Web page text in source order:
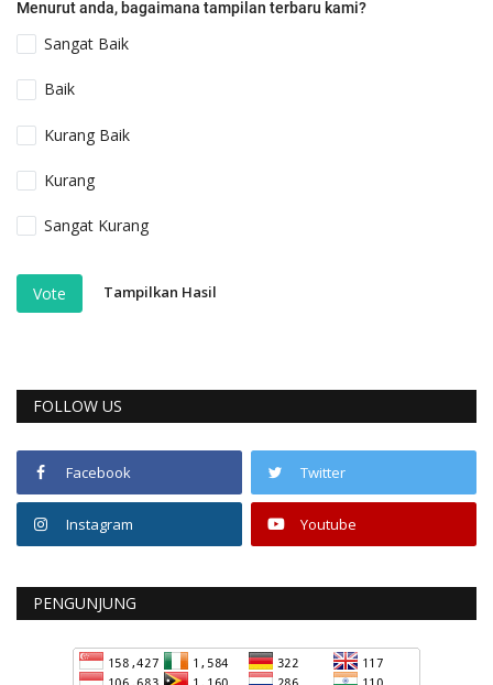
Menurut anda, bagaimana tampilan terbaru kami?
Sangat Baik
Baik
Kurang Baik
Kurang
Sangat Kurang
Vote Tampilkan Hasil
FOLLOW US
Facebook Twitter
Instagram Youtube
PENGUNJUNG